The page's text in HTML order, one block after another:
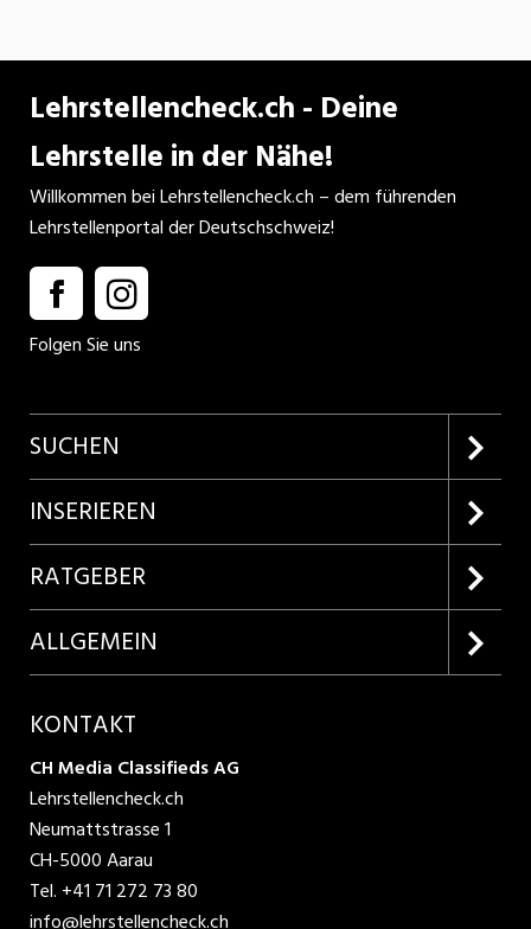
Lehrstellencheck.ch - Deine
Lehrstelle in der Nähe!
Willkommen bei Lehrstellencheck.ch – dem führenden
Lehrstellenportal der Deutschschweiz!
Folgen Sie uns
SUCHEN
Firmenprofile entdecken
Lehrstellen suchen
INSERIEREN
Kundenlogin
Inserieren
Produkte
RATGEBER
Lehrberufe entdecken
ALLGEMEIN
AGB
Datenschutzbestimmungen
Nutzungsbedingungen
KONTAKT
CH Media Classifieds AG
Lehrstellencheck.ch
Neumattstrasse 1
CH-5000 Aarau
Tel. +41 71 272 73 80
info@lehrstellencheck.ch